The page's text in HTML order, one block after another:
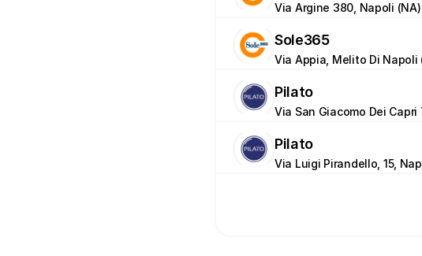
Via Argine 380, Napoli (NA)
Sole365
Via Appia, Melito Di Napoli
Pilato
Via San Giacomo Dei
Pilato
Via Luigi Pirandello, 15,